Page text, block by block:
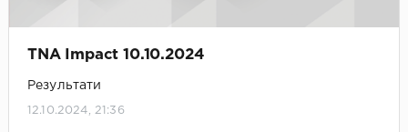
TNA Impact 10.10.2024
Результати
12.10.2024, 21:36